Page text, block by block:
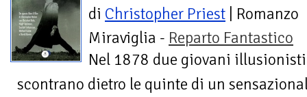
di Christopher Priest | Romanzo
Miraviglia - Reparto Fantastico
Nel 1878 due giovani
scontrano dietro le quinte di un